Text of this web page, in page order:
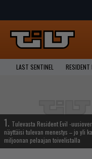
LAST SENTINEL RESIDENT
1. Tulevasta Resident Evil -
näyttäisi tulevan menestys – jo yli
miljoonan pelaajan toivelistalla